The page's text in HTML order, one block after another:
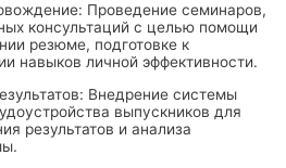
Проведение семинаров,
консультаций с целью помощи
резюме, подготовке к
навыков личной эффективности.
Внедрение системы
выпускников для
результатов и анализа